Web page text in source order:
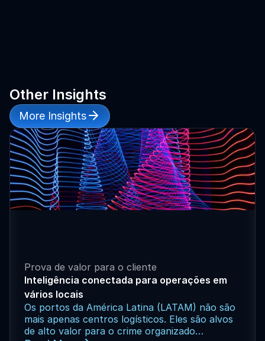
Processamento mais rápido de aplicativos
Other Insights
More Insights

Prova de valor para o cliente
Inteligência conectada para operações em
vários locais
Os portos da América Latina (LATAM) não são
mais apenas centros logísticos. Eles são alvos
de alto valor para o crime organizado